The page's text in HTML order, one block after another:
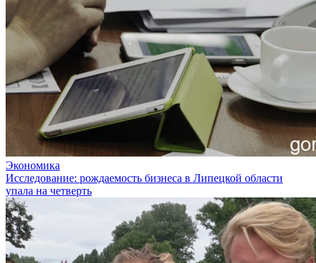
Экономика
Исследование: рождаемость бизнеса в Липецкой области
упала на четверть